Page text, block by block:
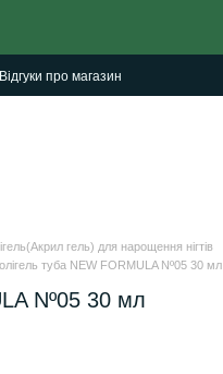
Відгуки про магазин
гель) для нарощення нігтів
туба NEW FORMULA Nº05 30 мл
Nº05 30 мл